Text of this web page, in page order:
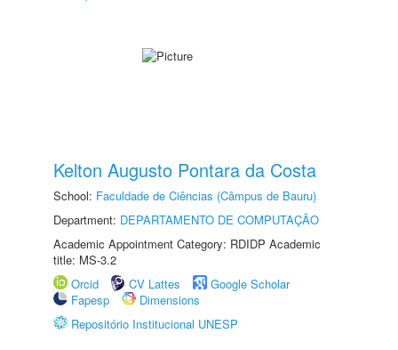
Kelton Augusto Pontara da Costa
School: Faculdade de Ciências (Câmpus de Bauru)
Department: DEPARTAMENTO DE COMPUTAÇÃO
Academic Appointment Category: RDIDP Academic
title: MS-3.2
Orcid
CV Lattes
Google Scholar
Fapesp
Dimensions
Repositório Institucional UNESP